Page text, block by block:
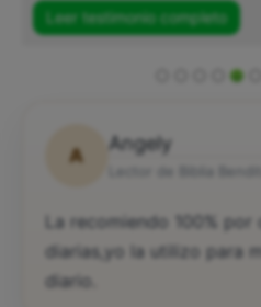
Leer testimonio completo
A
Angely
La recomiendo 100%
diarias,yo la utilizo para
diario.